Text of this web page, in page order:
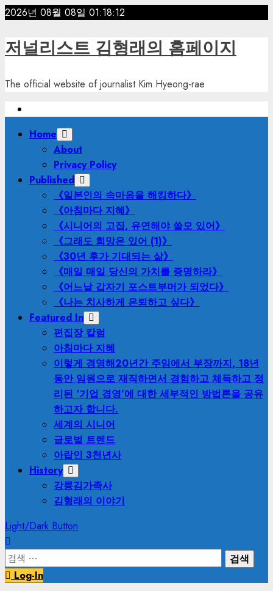
Skip
content
2026년 08월 08일 01:18:13
저널리스트 김형래의 홈페이지
The official website of journalist Kim Hyeong-rae
PrimaryHome
About
Privacy Policy
Published
《일본인의 속마음을 해킹하다》
《아침마다 지혜》
《시니어의 고집, 유연해야 쓸모 있어》
《그래도 희망은 있어 (1)》
《30년 후가 기대되는 삶》
《매일 매일 당신의 가치를 증명하라》
《어느날 갑자기 포스트부머가 되었다》
《나는 치사하게 은퇴하고 싶다》
Featured In
편집장 칼럼
아침마다 지혜
이렇게 경영해20년간 주임에서 부장까지, 18년
동안 임원으로 재직하면서 경험하고 체득하고 정
리된 ‘기업 경영’에 대한 세부적인 방법론을 공유
하고자 합니다.
세계의 시니어
글로벌 트렌드
아랍인 3천년사
History
강릉김가족사
김형래의 이야기
Light/Dark Button
검
색:Log-In